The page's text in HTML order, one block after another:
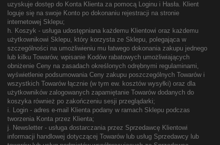
uzyskuje dostęp do Konta Klienta za pomocą Loginu i Hasła. Klient
loguje się na swoje Konto po dokonaniu rejestracji na stronie
internetowej Sklepu;
h. Koszyk - usługa udostępniana każdemu Klientowi oraz każdemu
użytkownikowi Sklepu, który korzysta ze Sklepu, polegająca w
szczególności na umożliwieniu mu łatwego dokonania zakupu jednego
lub kilku Towarów, wpisanie Kodów rabatowych umożliwiających
obniżenie Ceny na zasadach określonych odrębnymi regulaminami,
wyświetlenie podsumowania Ceny zakupu poszczególnych Towarów i
wszystkich Towarów łącznie (w tym ew. kosztów wysyłki) oraz dla
użytkowników zalogowanych zapamiętanie Towarów dodanych do
koszyka również po zakończeniu sesji przeglądarki;
i. Login - adres e-mail Klienta podany w ramach Sklepu podczas
tworzenia Konta przez Klienta;
j. Newsletter - usługa dostarczania przez Sprzedawcę Klientowi
informacji handlowej dotyczącej Towarów lub usług Sprzedawcy lub